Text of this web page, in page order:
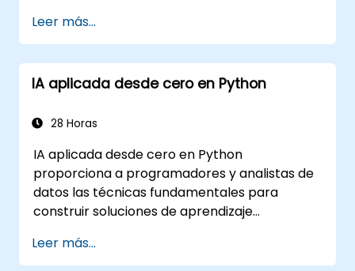
Leer más...
IA aplicada desde cero en Python
28 Horas
IA aplicada desde cero en Python
proporciona a programadores y analistas de
datos las técnicas fundamentales para
construir soluciones de aprendizaje
Cubre los principios básicos del aprendizaje
Leer más...